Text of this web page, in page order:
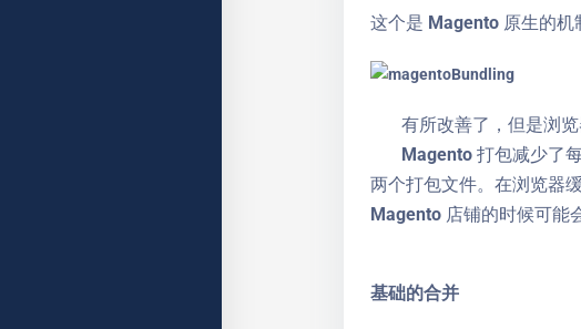
这个是 Magento 原生的机
有所改善了，但是浏览
Magento 打包减少了每
两个打包文件。在浏览器
Magento 店铺的时候可能
基础的合并